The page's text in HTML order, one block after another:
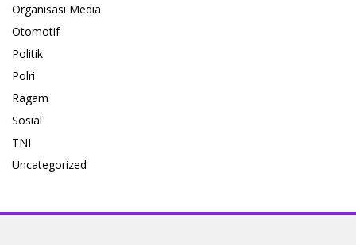
Organisasi Media
Otomotif
Politik
Polri
Ragam
Sosial
TNI
Uncategorized